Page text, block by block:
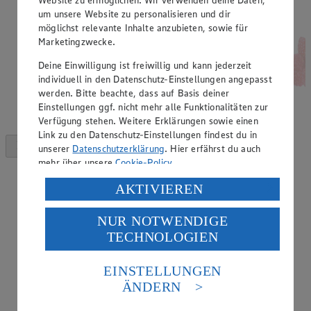
um unsere Website zu personalisieren und dir
möglichst relevante Inhalte anzubieten, sowie für
Marketingzwecke.
Deine Einwilligung ist freiwillig und kann jederzeit
individuell in den Datenschutz-Einstellungen angepasst
werden. Bitte beachte, dass auf Basis deiner
Einstellungen ggf. nicht mehr alle Funktionalitäten zur
Verfügung stehen. Weitere Erklärungen sowie einen
Link zu den Datenschutz-Einstellungen findest du in
unserer Datenschutzerklärung. Hier erfährst du auch
mehr über unsereCookie-Policy.
Verarbeitung deiner personenbezogenen Daten in den
USA durch Facebook und YouTube:
Wenn du auf „Aktivieren“ klickst, willigst du im Sinne
des Art. 49 Abs. 1 Satz 1 lit. a) DSGVO ein, dass deine
Daten in den USA verarbeitet werden. Der EuGH sieht
die USA als Land mit einem nach europäischen
Standards nicht angemessenen Datenschutzniveau an.
Es besteht das Risiko eines Zugriffs durch US-
AKTIVIEREN
NUR NOTWENDIGE
TECHNOLOGIEN
EINSTELLUNGEN
ÄNDERN